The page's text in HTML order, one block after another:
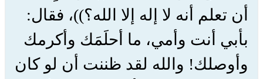
أن تعلم أنه لا إله إلا الله؟))، فقال:
بأبي أنت وأمي، ما أحلَمَك وأكرمك
وأوصلك! والله لقد ظننت أن لو كان